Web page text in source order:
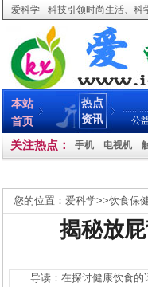
爱科学 - 科技引领时尚生活、科
本站
首页
热点
资讯
公
关注热点： 手机 电视机
您的位置： 爱科学>>饮食保
揭秘放
导读：在探讨健康饮食的